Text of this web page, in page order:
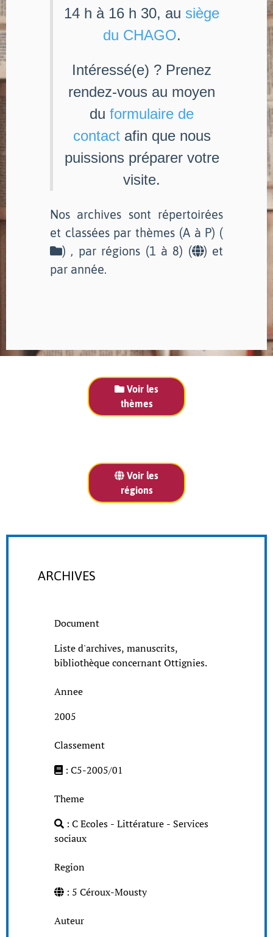
14 h à 16 h 30, au siège
du CHAGO.
Intéressé(e) ? Prenez
rendez-vous au moyen
du formulaire de
contactafin que nous
puissions préparer votre
visite.
Nos archives sont répertoirées
et classées par thèmes (A à P) (
) , par régions (1 à 8) (
) et
par année.
Voir les
thèmes
Voir les
régions
ARCHIVES
Document
Liste d'archives, manuscrits,
bibliothèque concernant Ottignies.
Annee
2005
Classement
: C5-2005/01
Theme
: C Ecoles - Littérature - Services
sociaux
Region
: 5 Céroux-Mousty
Auteur